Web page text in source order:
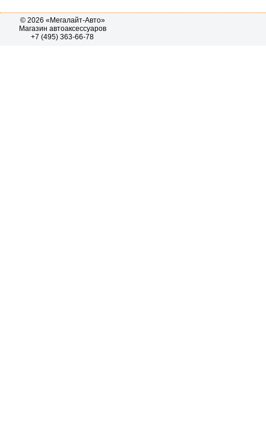
© 2026 «Мегалайт-Авто»
Магазин автоаксессуаров
+7 (495) 363-66-78